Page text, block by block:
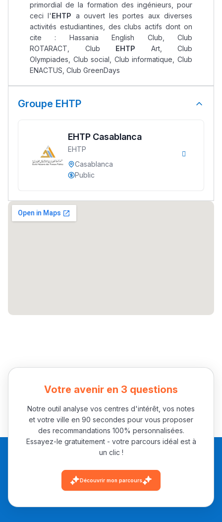
باش تقدر تساعد الناس
يلقاو التوازن من الدّاخل
ومن الخارج، بشرى
أمسكين بنات مسارها
خطوة بخطوة - مترجم
القراية و الخدمة فمجال
تقويم البصر مع المختصّة
المبدع فمجال الديكور و
النحت اللي كيحلم يحيي
primordial de la formation des ingénieurs, pour
ceci l'EHTP a ouvert les portes aux diverses
activités estudiantines, des clubs actifs dont on
cite : Hassania English Club, Club
ROTARACT, Club EHTP Art, Club
Olympiades, Club social, Club informatique, Club
ENACTUS, Club GreenDays
Groupe EHTP
EHTP Casablanca
EHTP
Casablanca
Public
Votre avenir en 3 questions
Notre outil analyse vos centres d'intérêt, vos notes
et votre ville en 90 secondes pour vous proposer
des recommandations 100% personnalisées.
Essayez-le gratuitement - votre parcours idéal est à
un clic !
Découvrir mon parcours